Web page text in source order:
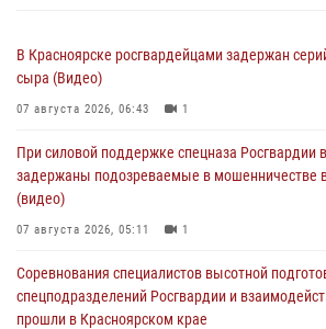
В Красноярске росгвардейцами задержан
сыра (Видео)
07 августа 2026, 06:43 1
При силовой поддержке спецназа Росгвардии
задержаны подозреваемые в мошенничестве
(видео)
07 августа 2026, 05:11 1
Соревнования специалистов высотной
спецподразделений Росгвардии и
прошли в Красноярском крае